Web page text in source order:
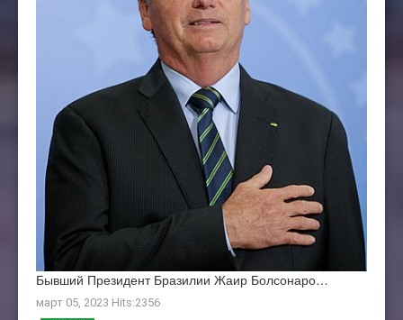
Бывший Президент Бразилии Жаир Болсонаро…
март 05, 2023 Hits:2356